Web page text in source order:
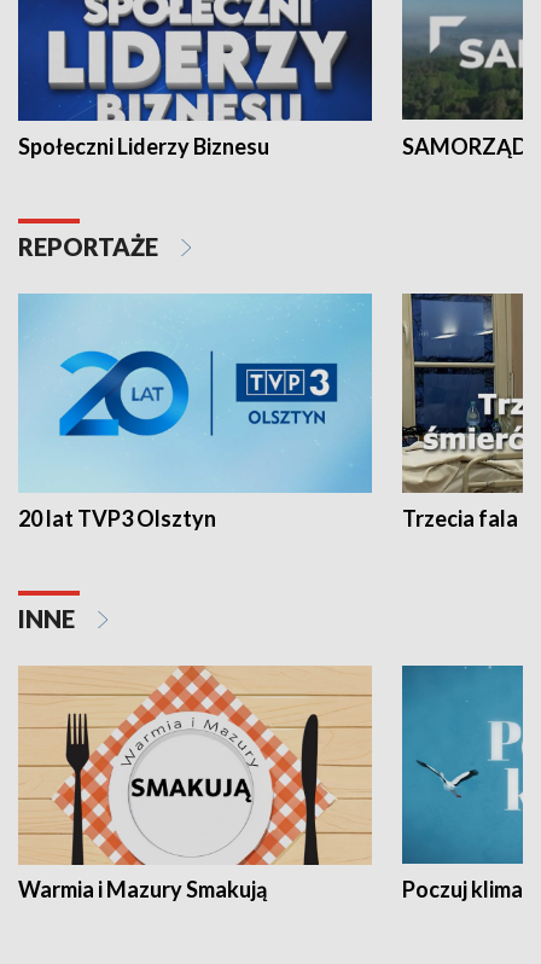
Społeczni Liderzy Biznesu SAMORZĄD
REPORTAŻE
20 lat TVP3 Olsztyn Trzecia fala -
INNE
Warmia i Mazury Smakują Poczuj klimat